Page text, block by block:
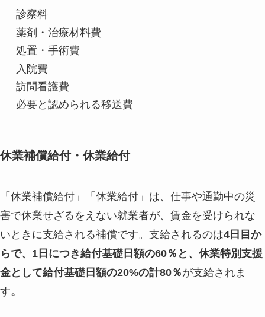
診察料
薬剤・治療材料費
処置・手術費
入院費
訪問看護費
必要と認められる移送費
休業補償給付・休業給付
「休業補償給付」「休業給付」は、仕事や通勤中の災
害で休業せざるをえない就業者が、賃金を受けられな
いときに支給される補償です。支給されるのは4日目か
らで、1日につき給付基礎日額の60％と、休業特別支援
金として給付基礎日額の20%の計80％が支給されま
す。